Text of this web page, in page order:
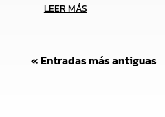
LEER MÁS
« Entradas más antiguas